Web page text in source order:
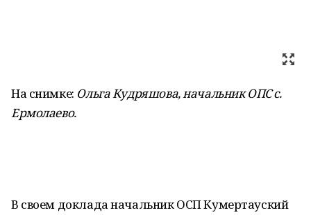
На снимке: Ольга Кудряшова, начальник ОПСс.
Ермолаево.
В своем доклада начальник ОСП Кумертауский